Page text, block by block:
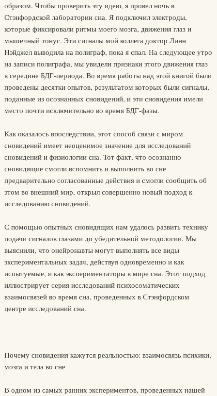
образом. Чтобы проверить эту идею, я провел ночь в
Стэнфордской лаборатории сна. Я подключил электроды,
которые фиксировали ритмы моего мозга, движения глаз и
мышечный тонус. Эти сигналы мой коллега доктор Линн
Нэйджел выводила на полиграф, пока я спал. На следующее утро
на записи полиграфа, мы увидели признаки этого движения глаз
в середине БДГ-периода. Во время работы над этой книгой были
проведены десятки опытов, результатом которых были сигналы,
поданные из осознанных сновидений, и эти сновидения имели
место почти исключительно во время БДГ-фазы.
Как оказалось впоследствии, этот способ связи с миром
сновидений имеет неоценимое значение для исследований
сновидений и физиологии сна. Тот факт, что осознанно
сновидящие смогли вспомнить и выполнить во сне
предварительно согласованные действия и смогли сообщить об
этом во внешний мир, открыл совершенно новый подход к
исследованию сновидений.
С помощью опытных сновидящих нам удалось развить технику
подачи сигналов глазами до убедительной методологии. Мы
выяснили, что онейронавты могут выполнять все виды
экспериментальных задач, действуя одновременно и как
испытуемые, и как экспериментаторы в мире сна. Этот подход
иллюстрирует серия исследований психосоматических
взаимосвязей во время сна, проведенных в Стэнфордском
центре исследований сна.
Почему сновидения кажутся реальностью: взаимосвязь психики,
мозга и тела во сне
В одном из самых ранних экспериментов, проведенных нашей